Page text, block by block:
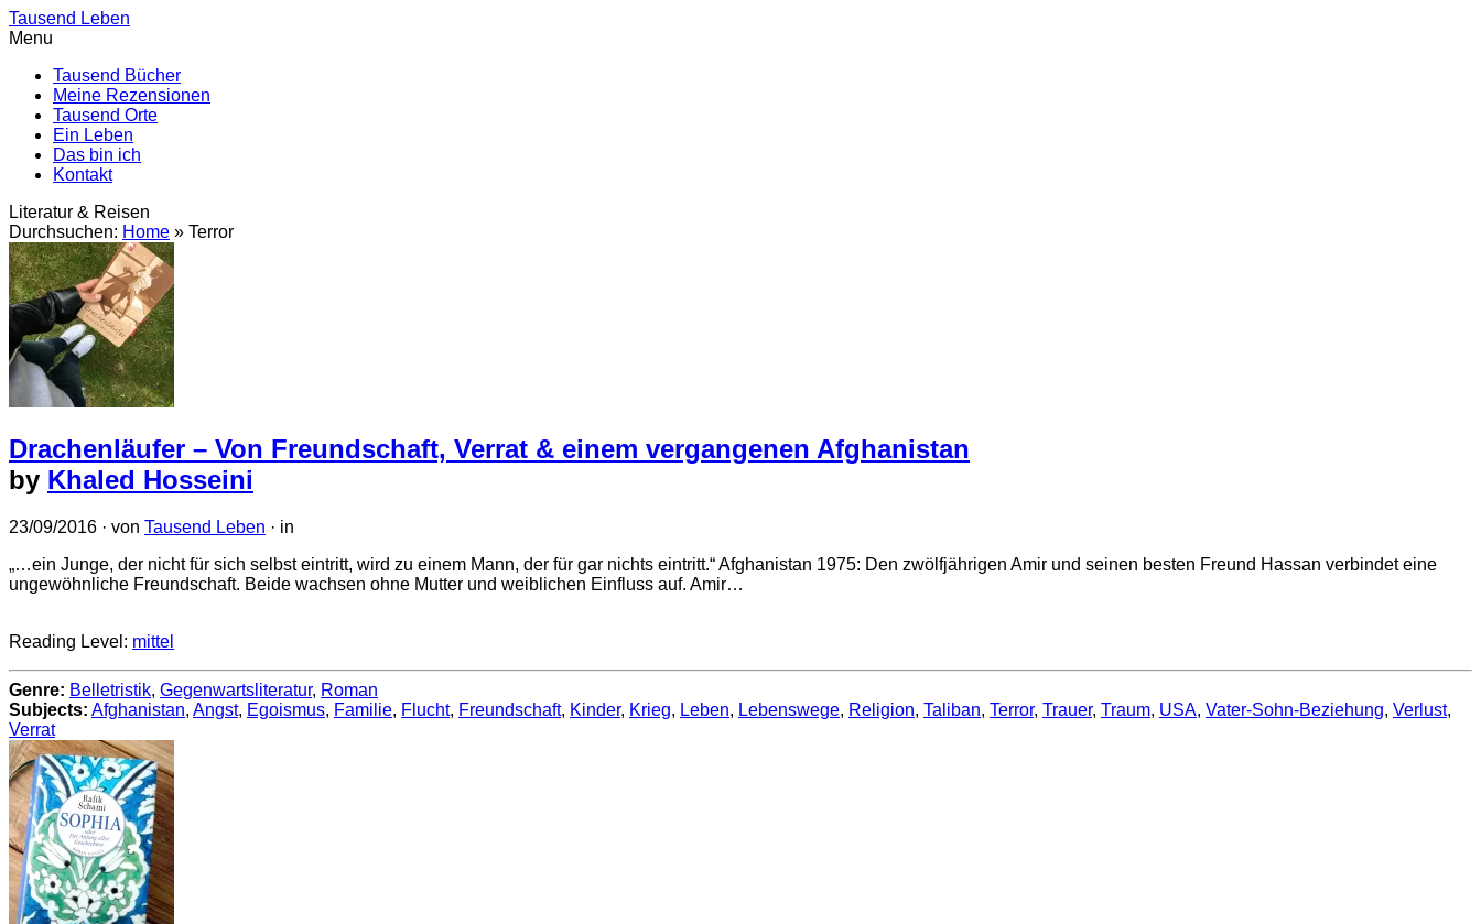
Tausend Leben
Menu
Tausend Bücher
Meine Rezensionen
Tausend Orte
Ein Leben
Das bin ich
Kontakt
Literatur & Reisen
Durchsuchen: Home » Terror
Drachenläufer – Von Freundschaft, Verrat & einem vergangenen Afghanistan
by Khaled Hosseini
23/09/2016 · von Tausend Leben · in
„…ein Junge, der nicht für sich selbst eintritt, wird zu einem Mann, der für gar nichts eintritt.“ Afghanistan 1975: Den zwölfjährigen Amir und seinen besten Freund Hassan verbindet eine
ungewöhnliche Freundschaft. Beide wachsen ohne Mutter und weiblichen Einfluss auf. Amir…
Reading Level: mittel
Genre: Belletristik, Gegenwartsliteratur, Roman
Subjects: Afghanistan, Angst, Egoismus, Familie, Flucht, Freundschaft, Kinder, Krieg, Leben, Lebenswege, Religion, Taliban, Terror, Trauer, Traum, USA, Vater-Sohn-Beziehung, Verlust,
Verrat